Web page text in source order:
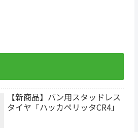
【新商品】バン用スタッドレス
タイヤ「ハッカペリッタCR4」